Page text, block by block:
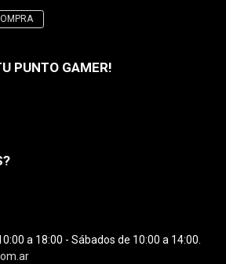
PUNTO GAMER!
a 18:00 - Sábados de 10:00 a 14:00.